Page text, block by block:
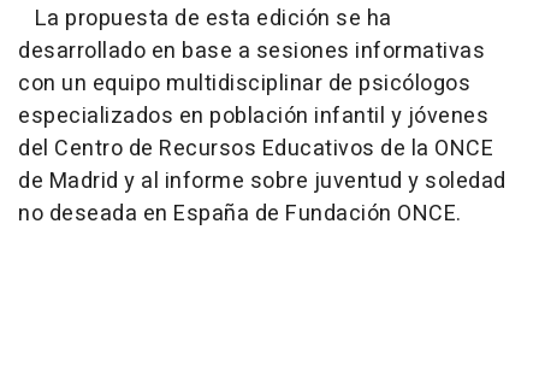
La propuesta de esta edición se ha
desarrollado en base a sesiones informativas
con un equipo multidisciplinar de psicólogos
especializados en población infantil y jóvenes
del Centro de Recursos Educativos de la ONCE
de Madrid y al informe sobre juventud y soledad
no deseada en España de Fundación ONCE.